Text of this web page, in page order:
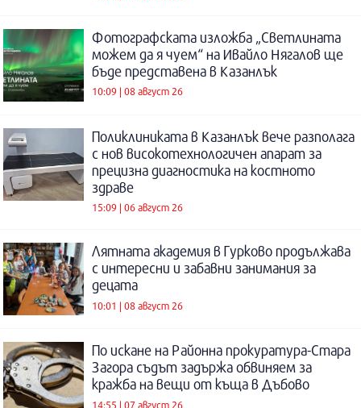
Фотографската изложба „Светлината
можем да я чуем“ на Ивайло Нягалов ще
бъде представена в Казанлък
10:09 | 08 август 26
Поликлиниката в Казанлък вече разполага
с нов високотехнологичен апарат за
прецизна диагностика на костното
здраве
15:09 | 06 август 26
Лятната академия в Гурково продължава
с интересни и забавни занимания за
децата
10:01 | 08 август 26
По искане на Районна прокуратура-Стара
Загора съдът задържа обвиняем за
кражба на вещи от къща в Дъбово
14:55 | 07 август 26